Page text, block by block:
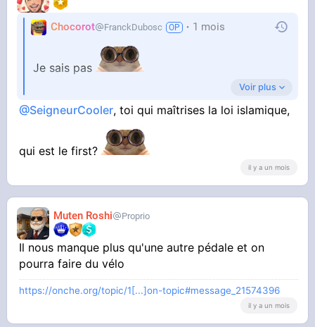
Chocorot FranckDubosc 1 mois
Je sais pas
Il faudrait faire appel à un juriste des forums
Voir plus
@SeigneurCooler, toi qui maîtrises la loi islamique,
qui est le first?
il y a un mois
Muten Roshi Proprio
Il nous manque plus qu'une autre pédale et on
pourra faire du vélo
https://onche.org/topic/1[...]on-topic#message_21574396
il y a un mois